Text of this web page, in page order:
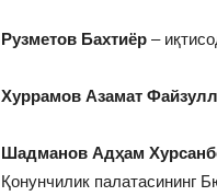
Рузметов Бахтиёр –
Хуррамов Азамат
Шадманов Адҳам
Қонунчилик палатасининг